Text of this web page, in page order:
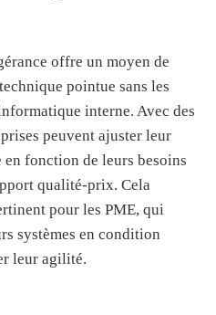
offre un moyen de
pointue sans les
interne. Avec des
peuvent ajuster leur
fonction de leurs besoins
qualité-prix. Cela
pour les PME, qui
systèmes en condition
leur agilité.